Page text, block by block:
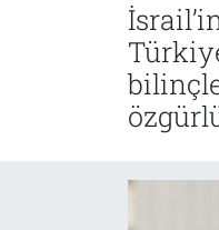
Tercüme
Tercüme
Tüm Manşetler
Son Dakika